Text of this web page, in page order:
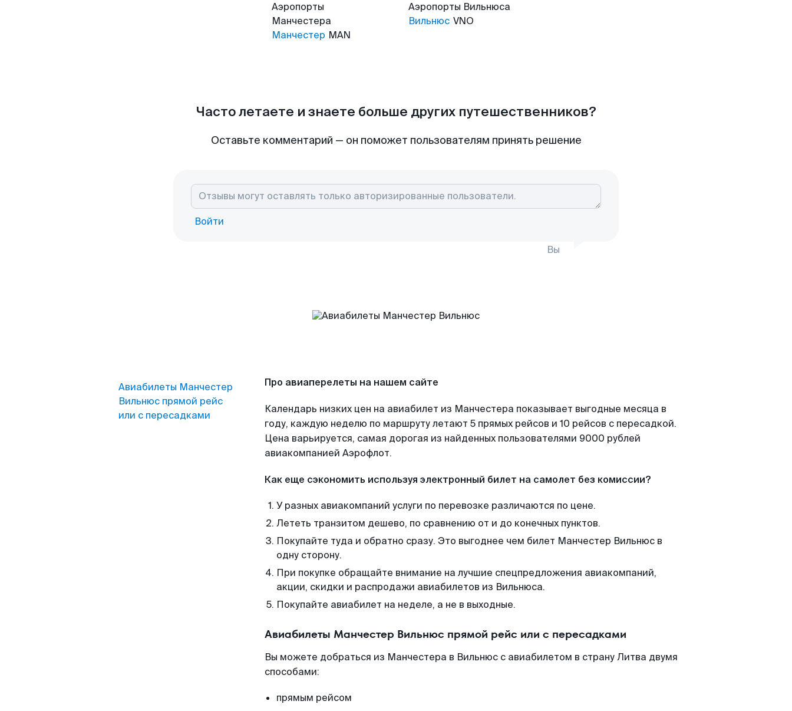
Аэропорты
Манчестера
Манчестер MAN
Аэропорты Вильнюса
Вильнюс VNO
Часто летаете и знаете больше других путешественников?
Оставьте комментарий — он поможет пользователям принять решение
Войти
Вы
Авиабилеты Манчестер
Вильнюс прямой рейс
или с пересадками
Про авиаперелеты на нашем сайте
Календарь низких цен на авиабилет из Манчестера показывает выгодные месяца в
году, каждую неделю по маршруту летают 5 прямых рейсов и 10 рейсов с пересадкой.
Цена варьируется, самая дорогая из найденных пользователями 9000 рублей
авиакомпанией Аэрофлот.
Как еще сэкономить используя электронный билет на самолет без комиссии?
У разных авиакомпаний услуги по перевозке различаются по цене.
Лететь транзитом дешево, по сравнению от и до конечных пунктов.
Покупайте туда и обратно сразу. Это выгоднее чем билет Манчестер Вильнюс в
одну сторону.
При покупке обращайте внимание на лучшие спецпредложения авиакомпаний,
акции, скидки и распродажи авиабилетов из Вильнюса.
Покупайте авиабилет на неделе, а не в выходные.
Авиабилеты Манчестер Вильнюс прямой рейс или с пересадками
Вы можете добраться из Манчестера в Вильнюс с авиабилетом в страну Литва двумя
способами:
прямым рейсом